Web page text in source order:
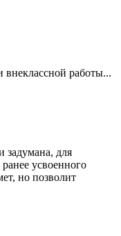
внеклассной работы...
задумана, для
усвоенного
но позволит